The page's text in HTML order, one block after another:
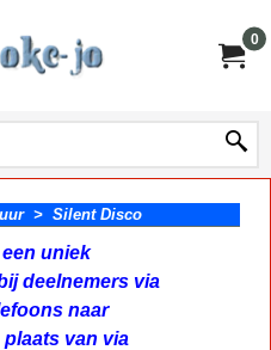
0
> Silent Disco
uniek
deelnemers via
naar
van via